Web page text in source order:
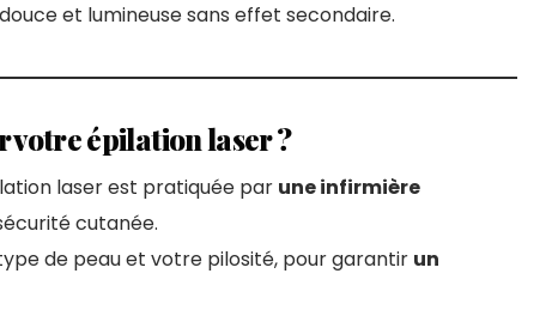
et lumineuse sans effet secondaire.
épilation laser ?
laser est pratiquée par une infirmière
cutanée.
de peau et votre pilosité, pour garantir un